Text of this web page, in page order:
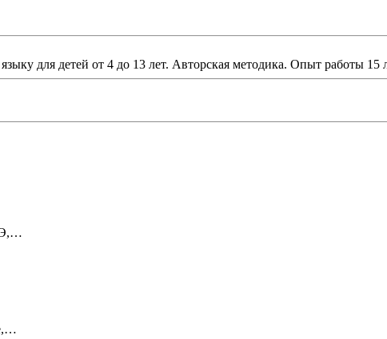
для детей от 4 до 13 лет. Авторская методика. Опыт работы 15